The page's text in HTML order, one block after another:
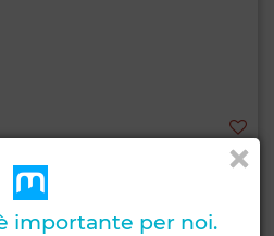
3 Camere
importante per noi.